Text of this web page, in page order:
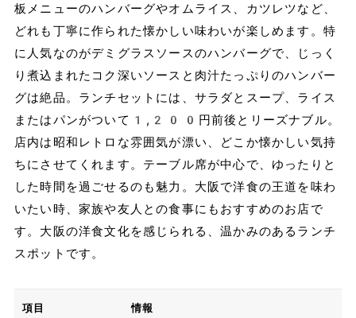
板メニューのハンバーグやオムライス、カツレツなど、
どれも丁寧に作られた懐かしい味わいが楽しめます。特
に人気なのがデミグラスソースのハンバーグで、じっく
り煮込まれたコク深いソースと肉汁たっぷりのハンバー
グは絶品。ランチセットには、サラダとスープ、ライス
またはパンがついて1,200円前後とリーズナブル。
店内は昭和レトロな雰囲気が漂い、どこか懐かしい気持
ちにさせてくれます。テーブル席が中心で、ゆったりと
した時間を過ごせるのも魅力。大阪で洋食の王道を味わ
いたい時、家族や友人との食事にもおすすめのお店で
す。大阪の洋食文化を感じられる、温かみのあるランチ
スポットです。
項目 情報